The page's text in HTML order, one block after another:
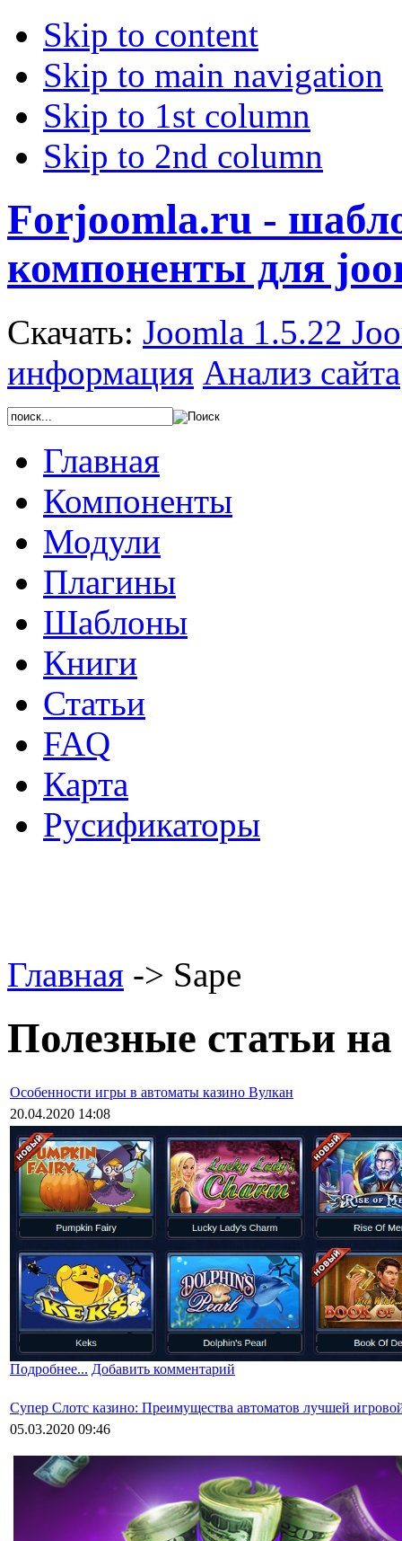
Skip to content
Skip to main navigation
Skip to 1st column
Skip to 2nd column
Forjoomla.ru -
компоненты для
Скачать: Joomla 1.5.22
информация Анализ сайта
Главная
Компоненты
Модули
Плагины
Шаблоны
Книги
Статьи
FAQ
Карта
Русификаторы
Главная -> Sape
Полезные статьи на
Особенности игры в автоматы казино Вулкан
20.04.2020 14:08
Подробнее... Добавить комментарий
Супер Слотс казино: Преимущества автоматов лучшей
05.03.2020 09:46